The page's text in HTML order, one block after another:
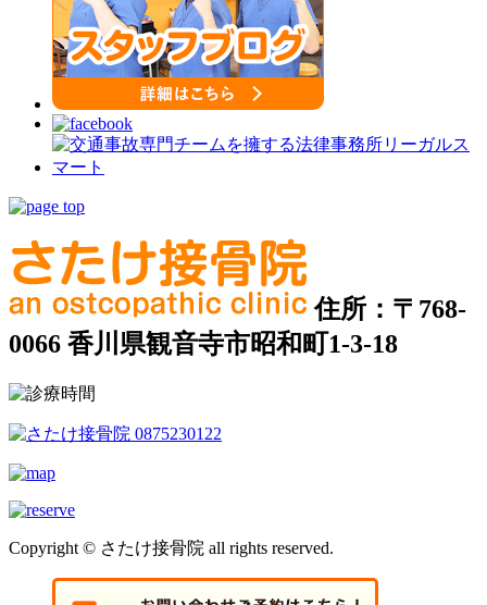
住所：〒768-
0066 香川県観音寺市昭和町1-3-18
Copyright © さたけ接骨院 all rights reserved.